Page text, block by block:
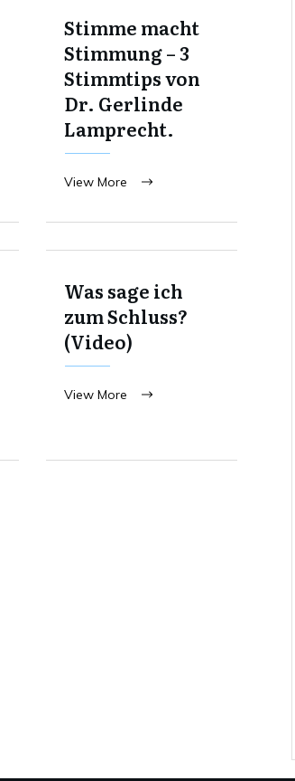
Stimme macht
Stimmung – 3
Stimmtips von
Dr. Gerlinde
Lamprecht.
View More
Was sage ich
zum Schluss?
(Video)
View More